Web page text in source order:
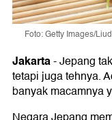
Foto: Getty Images/
Jakarta-Jepang
tetapi juga tehnya.
banyak macamnya